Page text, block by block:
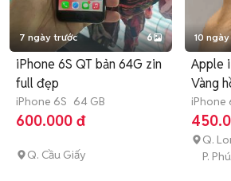
7 ngày trước 6
iPhone 6S QT bản 64G zin
full đẹp
iPhone 6S 64 GB
600.000 đ
Q. Cầu Giấy
10
Apple
Vàng
iPhone
Q.
P.